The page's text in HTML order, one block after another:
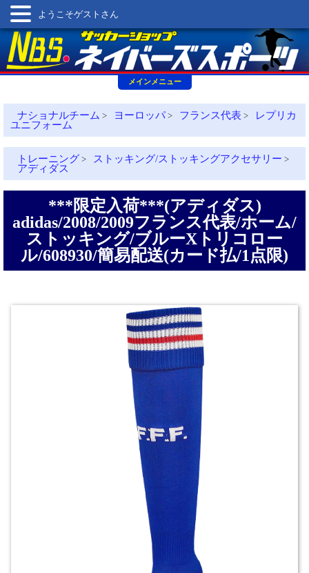
メインメニュー
ようこそゲストさん
ナショナルチーム > ヨーロッパ> フランス代表 >
レプリカ
ユニフォーム
トレーニング > ストッキング/ストッキングアクセサリー >
アディダス
***限定入荷***(アディダス)
adidas/2008/2009フランス代表/ホーム/
ストッキング/ブルーXトリコロー
ル/608930/簡易配送(カード払/1点限)